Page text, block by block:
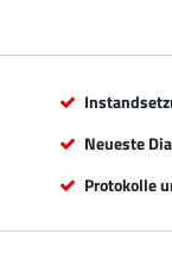
Neueste
Protokolle